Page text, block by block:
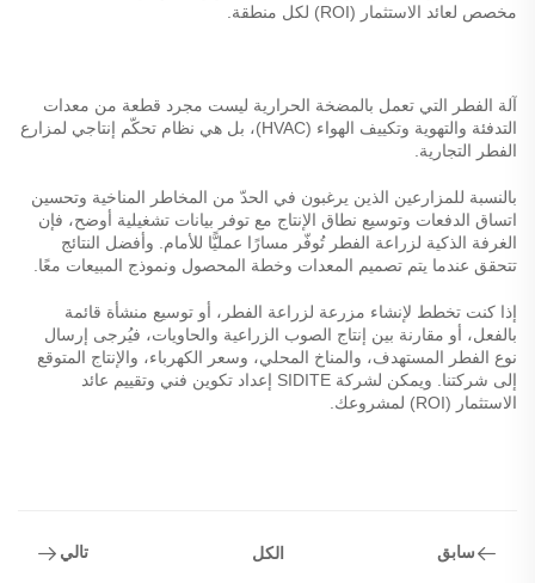
مخصص لعائد الاستثمار (ROI) لكل منطقة.
آلة الفطر التي تعمل بالمضخة الحرارية ليست مجرد قطعة من معدات
التدفئة والتهوية وتكييف الهواء (HVAC)، بل هي نظام تحكّم إنتاجي لمزارع
الفطر التجارية.
بالنسبة للمزارعين الذين يرغبون في الحدّ من المخاطر المناخية وتحسين
اتساق الدفعات وتوسيع نطاق الإنتاج مع توفر بيانات تشغيلية أوضح، فإن
الغرفة الذكية لزراعة الفطر تُوفّر مسارًا عمليًّا للأمام. وأفضل النتائج
تتحقق عندما يتم تصميم المعدات وخطة المحصول ونموذج المبيعات معًا.
إذا كنت تخطط لإنشاء مزرعة لزراعة الفطر، أو توسيع منشأة قائمة
بالفعل، أو مقارنة بين إنتاج الصوب الزراعية والحاويات، فيُرجى إرسال
نوع الفطر المستهدف، والمناخ المحلي، وسعر الكهرباء، والإنتاج المتوقع
إلى شركتنا. ويمكن لشركة SIDITE إعداد تكوين فني وتقييم عائد
الاستثمار (ROI) لمشروعك.
سابق الكل تالي